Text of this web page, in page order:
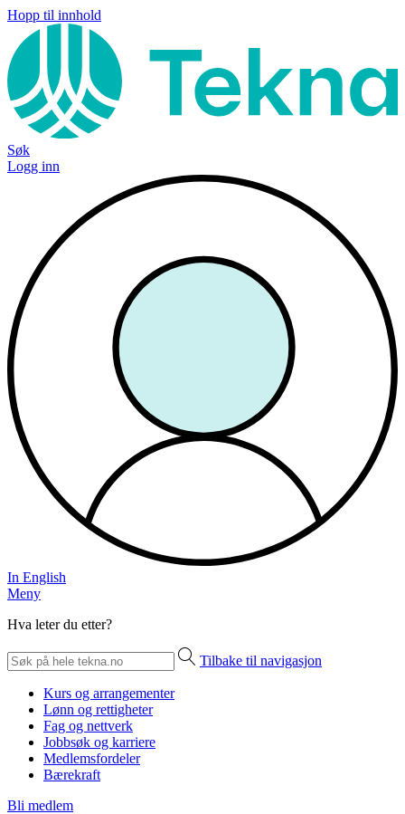
Hopp til innhold
Søk
Logg inn
In English
Meny
Hva leter du etter?
Tilbake til navigasjon
Kurs og arrangementer
Lønn og rettigheter
Fag og nettverk
Jobbsøk og karriere
Medlemsfordeler
Bærekraft
Bli medlem